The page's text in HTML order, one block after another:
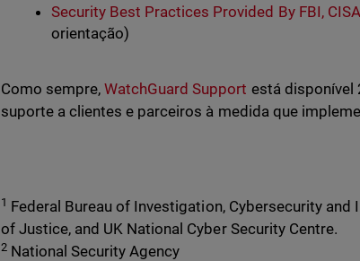
Security Best Practices Provided By FBI,
orientação)
Como sempre,WatchGuard Support está disponível
suporte a clientes e parceiros à medida que
1 Federal Bureau of Investigation, Cybersecurity
of Justice, and UK National Cyber Security Centre.
2 National Security Agency